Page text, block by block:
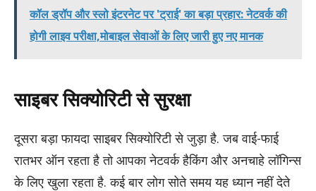
कॉल ड्रॉप और स्लो इंटरनेट पर 'ट्राई' का बड़ा प्रहार: नेटवर्क की
होगी लाइव परीक्षा,मोबाइल सेवाओं के लिए जारी हुए नए मानक
साइबर सिक्योरिटी से सुरक्षा
दूसरा बड़ा फायदा साइबर सिक्योरिटी से जुड़ा है. जब वाई-फाई
रातभर ऑन रहता है तो आपका नेटवर्क हैकिंग और अनचाहे लॉगिन्स
के लिए खुला रहता है. कई बार लोग सोते समय यह ध्यान नहीं देते